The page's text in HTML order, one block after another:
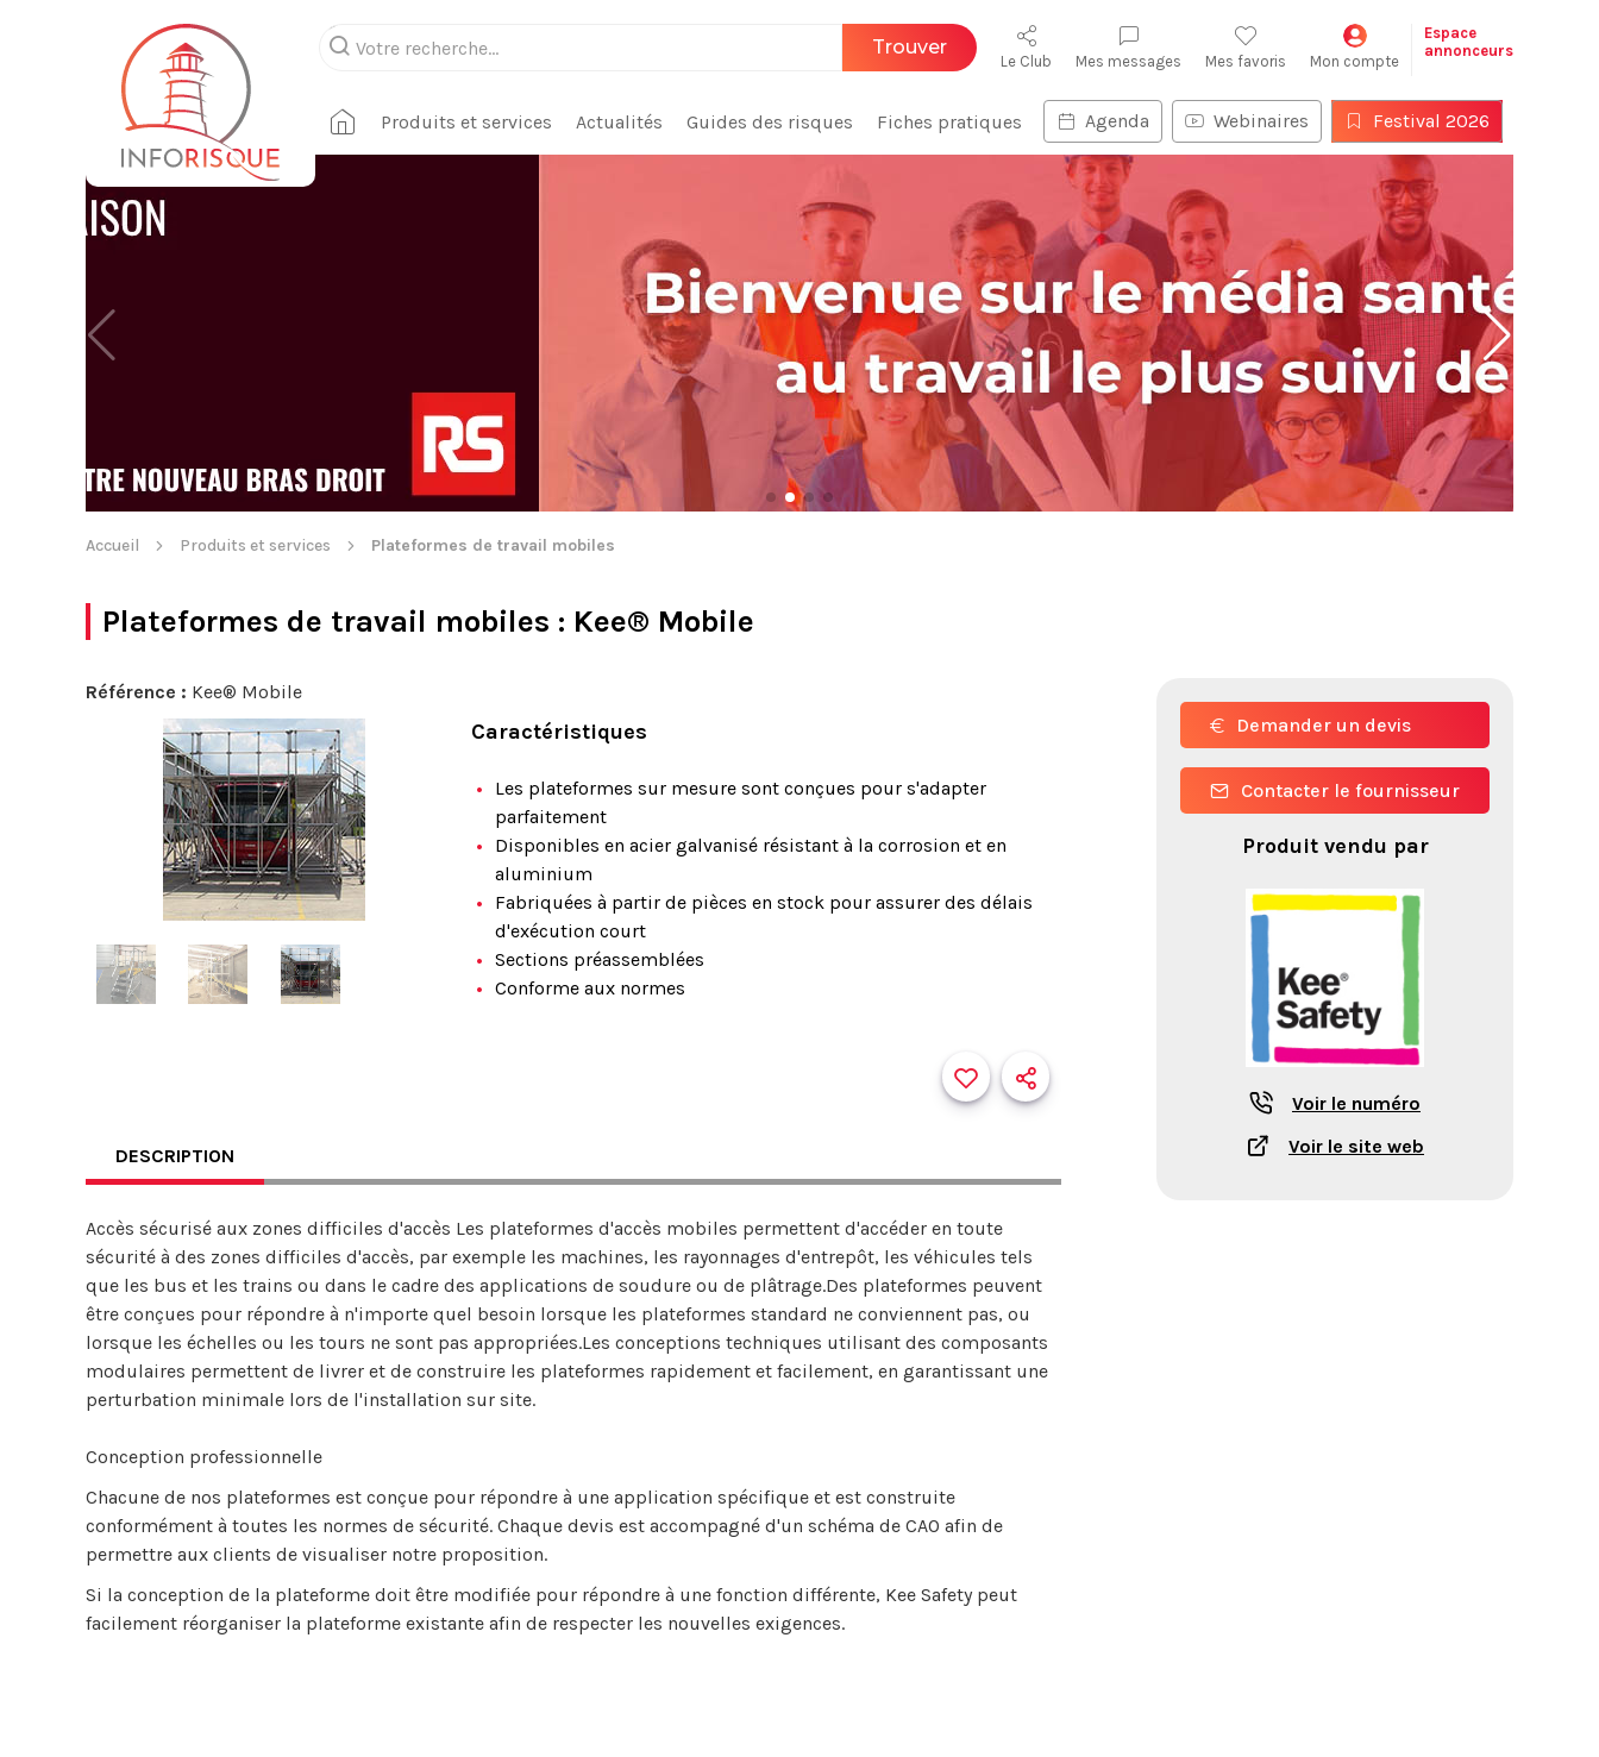
Trouver
Le Club Mes messages Mes favoris Mon compte
Espace
annonceurs
Produits et services Actualités Guides des risques Fiches pratiques Agenda Webinaires Festival 2026
Accueil Produits et services Plateformes de travail mobiles
Plateformes de travail mobiles : Kee® Mobile
Référence : Kee® Mobile
Caractéristiques
Les plateformes sur mesure sont conçues pour s'adapter
parfaitement
Disponibles en acier galvanisé résistant à la corrosion et en
aluminium
Fabriquées à partir de pièces en stock pour assurer des délais
d'exécution court
Sections préassemblées
Conforme aux normes
DESCRIPTION
Accès sécurisé aux zones difficiles d'accès Les plateformes d'accès mobiles permettent d'accéder en toute
sécurité à des zones difficiles d'accès, par exemple les machines, les rayonnages d'entrepôt, les véhicules tels
que les bus et les trains ou dans le cadre des applications de soudure ou de plâtrage.Des plateformes peuvent
être conçues pour répondre à n'importe quel besoin lorsque les plateformes standard ne conviennent pas, ou
lorsque les échelles ou les tours ne sont pas appropriées.Les conceptions techniques utilisant des composants
modulaires permettent de livrer et de construire les plateformes rapidement et facilement, en garantissant une
perturbation minimale lors de l'installation sur site.
Conception professionnelle
Chacune de nos plateformes est conçue pour répondre à une application spécifique et est construite
conformément à toutes les normes de sécurité. Chaque devis est accompagné d'un schéma de CAO afin de
permettre aux clients de visualiser notre proposition.
Si la conception de la plateforme doit être modifiée pour répondre à une fonction différente, Kee Safety peut
facilement réorganiser la plateforme existante afin de respecter les nouvelles exigences.
Demander un devis
Contacter le fournisseur
Produit vendu par
Voir le numéro
Voir le site web